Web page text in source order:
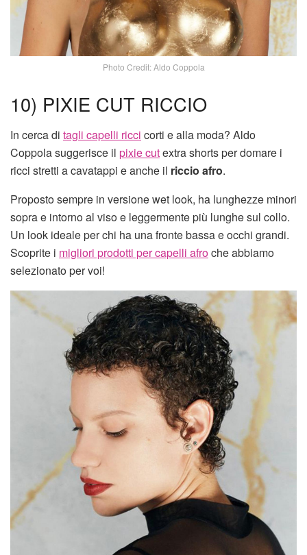
Photo Credit: Aldo Coppola
10) PIXIE CUT RICCIO
In cerca di tagli capelli ricci corti e alla moda? Aldo
Coppola suggerisce il pixie cutextra shorts per domare i
ricci stretti a cavatappi e anche il riccio afro.
Proposto sempre in versione wet look, ha lunghezze minori
sopra e intorno al viso e leggermente più lunghe sul collo.
Un look ideale per chi ha una fronte bassa e occhi grandi.
Scoprite i migliori prodotti per capelli afroche abbiamo
selezionato per voi!